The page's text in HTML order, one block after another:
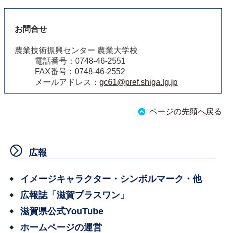
お問合せ
農業技術振興センター 農業大学校
電話番号：0748-46-2551
FAX番号：0748-46-2552
メールアドレス： gc61@pref.shiga.lg.jp
ページの先頭へ戻る
広報
イメージキャラクター・シンボルマーク・他
広報誌「滋賀プラスワン」
滋賀県公式YouTube
ホームページの運営